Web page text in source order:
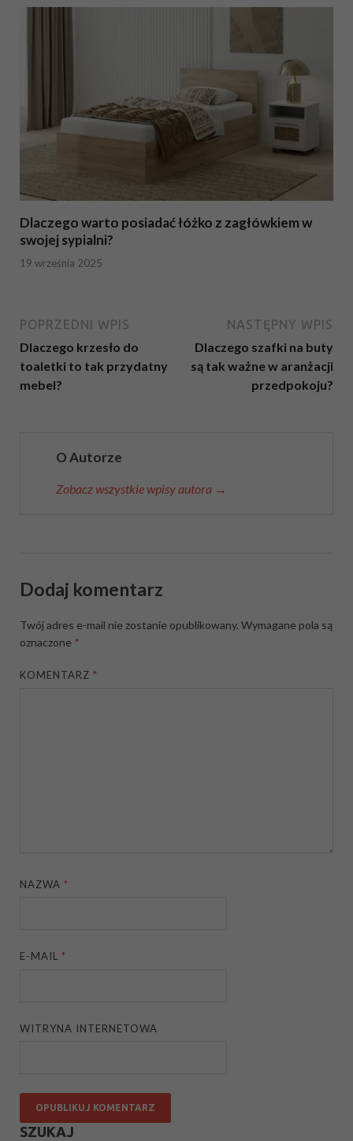
Dlaczego warto posiadać łóżko z zagłówkiem w
swojej sypialni?
19 września 2025
POPRZEDNI WPIS
Dlaczego krzesło do
toaletki to tak przydatny
mebel?
NASTĘPNY WPIS
Dlaczego szafki na buty
są tak ważne w aranżacji
przedpokoju?
O Autorze
Zobacz wszystkie wpisy autora →
Dodaj komentarz
Twój adres e-mail nie zostanie opublikowany. Wymagane pola są
oznaczone *
KOMENTARZ*
NAZWA*
E-MAIL*
WITRYNA INTERNETOWA
SZUKAJ